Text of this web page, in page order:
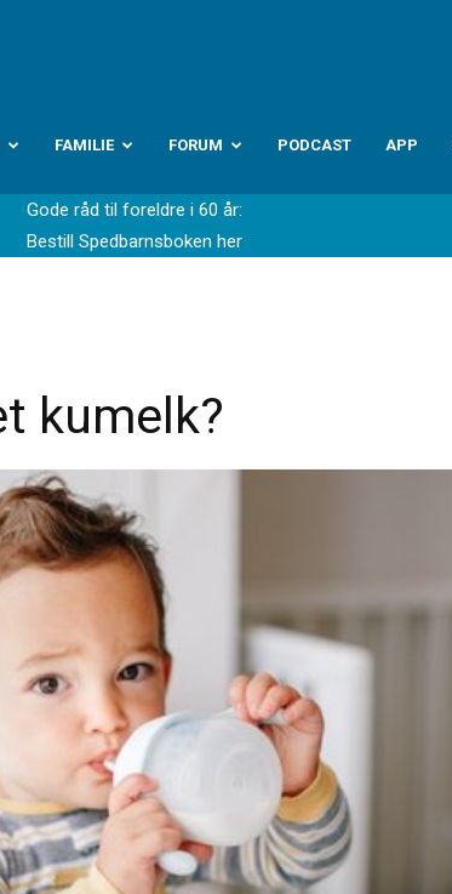
FAMILIE FORUM PODCAST APP
Gode råd til foreldre i 60 år:
Bestill Spedbarnsboken her
kumelk?